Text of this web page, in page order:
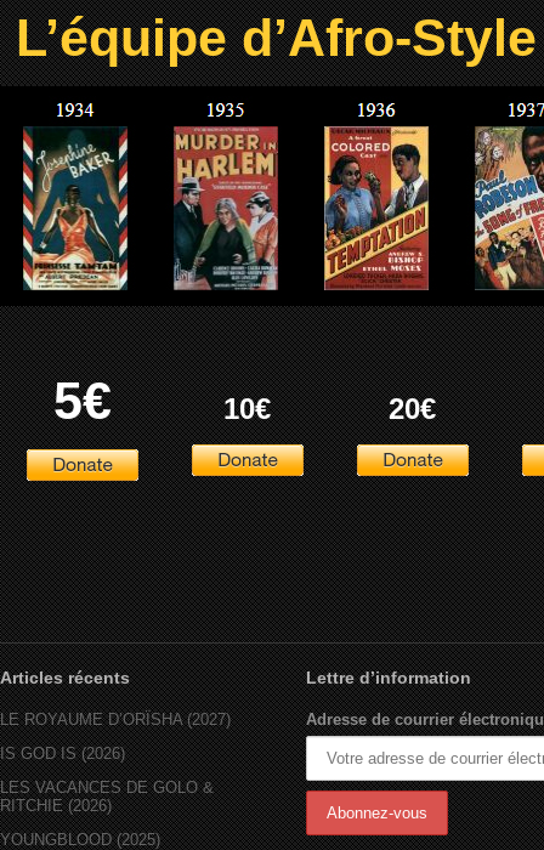
L’équipe d’Afro-
5€ 10€ 20€
Articles récents
LE ROYAUME D’ORÏSHA (2027)
IS GOD IS (2026)
LES VACANCES DE GOLO &
RITCHIE (2026)
YOUNGBLOOD (2025)
Lettre d’information
Adresse de courrier